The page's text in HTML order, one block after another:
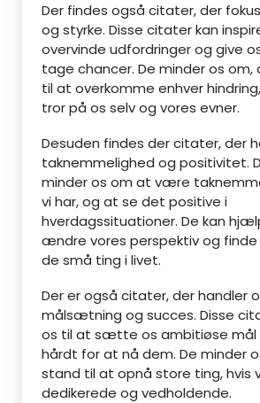
Der findes også citater, der
og styrke. Disse citater kan
overvinde udfordringer og give
tage chancer. De minder os om,
til at overkomme enhver
tror på os selv og vores evner.
Desuden findes der citater, der
taknemmelighed og positivitet.
minder os om at være
vi har, og at se det positive i
hverdagssituationer. De kan
ændre vores perspektiv og
de små ting i livet.
Der er også citater, der handler
målsætning og succes. Disse
os til at sætte os ambitiøse mål
hårdt for at nå dem. De minder
stand til at opnå store ting, hvis
dedikerede og vedholdende.